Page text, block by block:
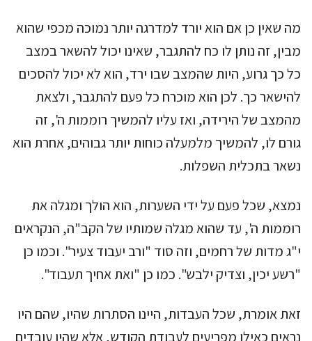
מה שאין כן אם הוא יורד למדרגה יותר נמוכה מכפי שהוא
מבין, זה נותן לו כח להתגבר, שאינו יכול להשאר במצב
כל כך גרוע, היות שהמצב שבו ירד, הוא לא יכול להסכים
להישאר כך. לכן הוא מוכרח כל פעם להתגבר, ולצאת
מהמצב של הירידה, ואז עליו להמשיך רוממות ה', זה
גורם לו, להמשיך מלמעלה כוחות יותר גבוהים, אחרת הוא
נשאר בתכלית השפלות.
נמצא, שכל פעם על ידי השערות, הוא הולך ומגלה את
רוממות ה', עד שהוא מגלה שמותיו של הקב"ה, הנקראים
י"ג מדות של רחמים, וזה סוד "ורב יעבוד צעיר". וכמו כן
"רשע יכין, וצדיק ילבש". כמו כן "ואת אחיך תעבוד".
זאת אומרת, שכל העבדות, היינו הסתרות שהיו, שהם היו
נראים כאילו מפריעים לעבודת הקודש, אלא שהיו עובדים